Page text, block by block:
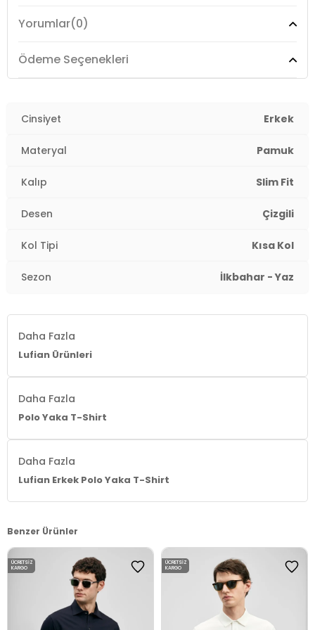
Boy:Standart
Kalıp Bilgisi:Slim Fit
Menşei:
Yorumlar(0)
Ödeme Seçenekleri
Cinsiyet Erkek
Materyal Pamuk
Kalıp Slim Fit
Desen Çizgili
Kol Tipi Kısa Kol
Sezon İlkbahar - Yaz
Daha Fazla
Lufian Ürünleri
Daha Fazla
Polo Yaka T-Shirt
Daha Fazla
Lufian Erkek Polo Yaka T-Shirt
Benzer Ürünler
ÜCRETSIZ
KARGO
ÜCRETSIZ
KARGO